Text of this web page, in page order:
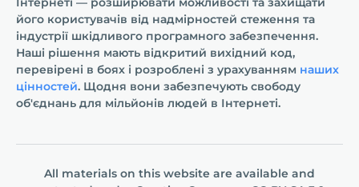
його користувачів від надмірностей стеження та
індустрії шкідливого програмного забезпечення.
Наші рішення мають відкритий вихідний код,
перевірені в боях і розроблені з урахуванням наших
цінностей. Щодня вони забезпечують свободу
об'єднань для мільйонів людей в Інтернеті.
All materials on this website are available and